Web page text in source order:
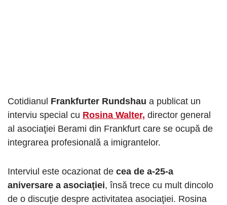
Cotidianul Frankfurter Rundshau a publicat un
interviu special cu Rosina Walter, director general
al asociaţiei Berami din Frankfurt care se ocupă de
integrarea profesională a imigrantelor.
Interviul este ocazionat de cea de a-25-a
aniversare a asociaţiei, însă trece cu mult dincolo
de o discuţie despre activitatea asociaţiei. Rosina